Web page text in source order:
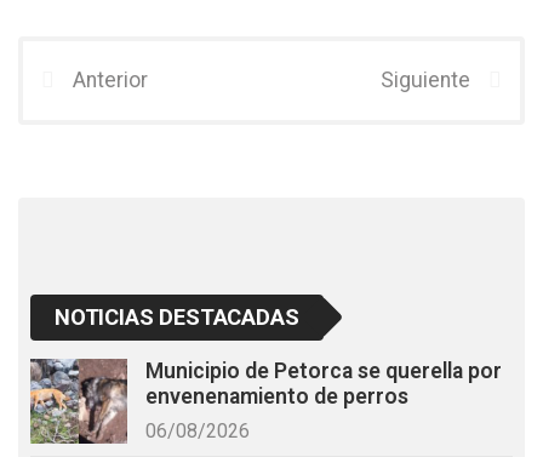
b
er
Anterior Siguiente
NOTICIAS DESTACADAS
Municipio de Petorca se querella por
envenenamiento de perros
06/08/2026